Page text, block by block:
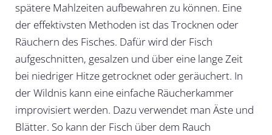
spätere Mahlzeiten aufbewahren zu können. Eine
der effektivsten Methoden ist das Trocknen oder
Räuchern des Fisches. Dafür wird der Fisch
aufgeschnitten, gesalzen und über eine lange Zeit
bei niedriger Hitze getrocknet oder geräuchert. In
der Wildnis kann eine einfache Räucherkammer
improvisiert werden. Dazu verwendet man Äste und
Blätter. So kann der Fisch über dem Rauch